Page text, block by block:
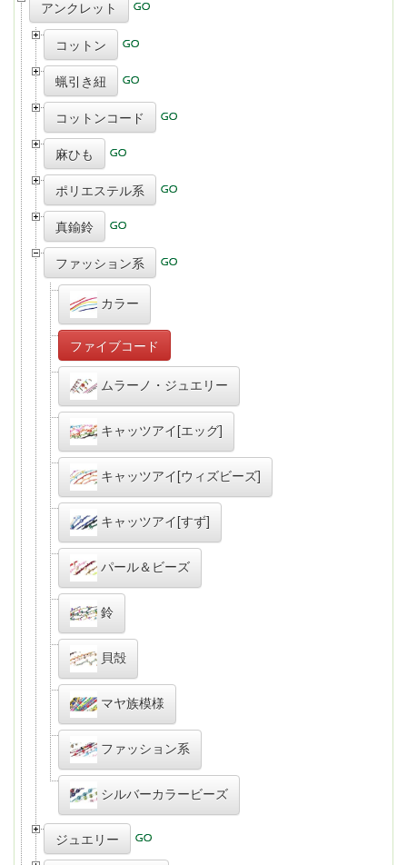
アンクレット
コットン
蝋引き紐
コットンコード
麻ひも
ポリエステル系
真鍮鈴
ファッション系
カラー
ファイブコード
ムラーノ・ジュエリー
キャッツアイ[エッグ]
キャッツアイ[ウィズビーズ]
キャッツアイ[すず]
パール＆ビーズ
鈴
貝殻
マヤ族模様
ファッション系
シルバーカラービーズ
ジュエリー